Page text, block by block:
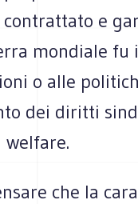
e
mondiale
o alle
dei diritti
che la